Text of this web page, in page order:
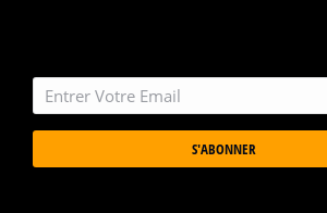
S'ABONNER